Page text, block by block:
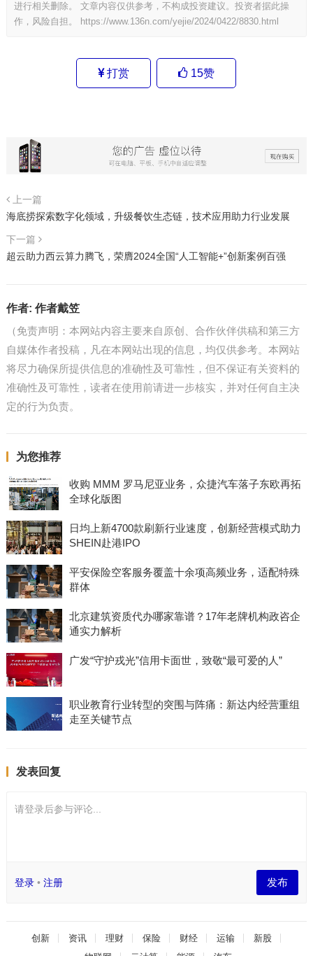
进行相关删除。 文章内容仅供参考，不构成投资建议。投资者据此操
作，风险自担。
https://www.136n.com/yejie/2024/0422/8830.html
打赏 15赞
上一篇
海底捞探索数字化领域，升级餐饮生态链，技术应用助力行业发展
下一篇
超云助力西云算力腾飞，荣膺2024全国“人工智能+”创新案例百强
作者: 作者戴笠
（免责声明：本网站内容主要来自原创、合作伙伴供稿和第三方
自媒体作者投稿，凡在本网站出现的信息，均仅供参考。本网站
将尽力确保所提供信息的准确性及可靠性，但不保证有关资料的
准确性及可靠性，读者在使用前请进一步核实，并对任何自主决
定的行为负责。
为您推荐
收购 MMM 罗马尼亚业务，众捷汽车落子东欧再拓
全球化版图
日均上新4700款刷新行业速度，创新经营模式助力
SHEIN赴港IPO
平安保险空客服务覆盖十余项高频业务，适配特殊
群体
北京建筑资质代办哪家靠谱？17年老牌机构政咨企
通实力解析
广发“守护戎光”信用卡面世，致敬“最可爱的人”
职业教育行业转型的突围与阵痛：新达内经营重组
走至关键节点
发表回复
请登录后参与评论...
登录• 注册 发布
创新 资讯 理财 保险 财经 运输
新股